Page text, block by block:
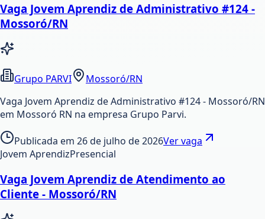
Vaga Jovem Aprendiz de Administrativo #124 -
Mossoró/RN
Grupo PARVI
Mossoró/RN
Vaga Jovem Aprendiz de Administrativo #124 - Mossoró/RN
em Mossoró RN na empresa Grupo Parvi.
Publicada em 26 de julho de 2026Ver vaga
Jovem AprendizPresencial
Vaga Jovem Aprendiz de Atendimento ao
Cliente - Mossoró/RN